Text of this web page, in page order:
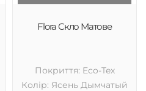
Flora Скло Матове
Покриття: Eco-Tex
Колір: Ясень Дымчатый